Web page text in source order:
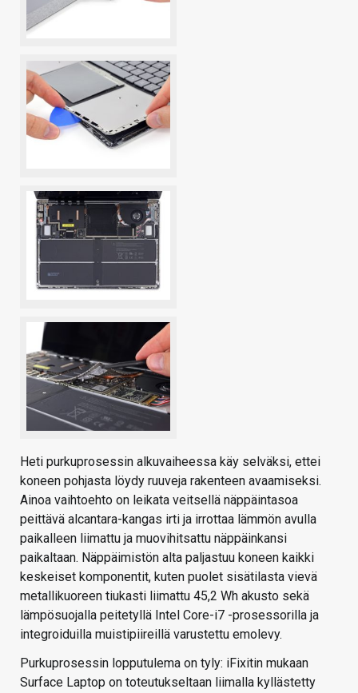
Heti purkuprosessin alkuvaiheessa käy selväksi, ettei
koneen pohjasta löydy ruuveja rakenteen avaamiseksi.
Ainoa vaihtoehto on leikata veitsellä näppäintasoa
peittävä alcantara-kangas irti ja irrottaa lämmön avulla
paikalleen liimattu ja muovihitsattu näppäinkansi
paikaltaan. Näppäimistön alta paljastuu koneen kaikki
keskeiset komponentit, kuten puolet sisätilasta vievä
metallikuoreen tiukasti liimattu 45,2 Wh akusto sekä
lämpösuojalla peitetyllä Intel Core-i7 -prosessorilla ja
integroiduilla muistipiireillä varustettu emolevy.
Purkuprosessin lopputulema on tyly: iFixitin mukaan
Surface Laptop on toteutukseltaan liimalla kyllästetty